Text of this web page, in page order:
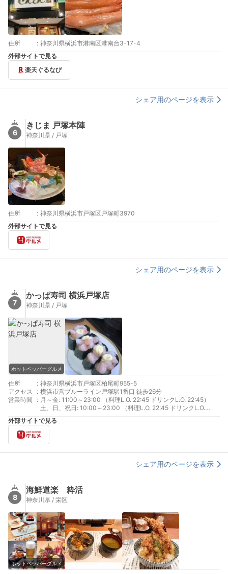
住所 : 神奈川県横浜市港南区港南台3-17-4
外部サイトで見る
楽天ぐるなび
シェア用のページを表示
6
きじま 戸塚本陣
神奈川県 / 戸塚
住所 : 神奈川県横浜市戸塚区戸塚町3970
外部サイトで見る
シェア用のページを表示
7
かっぱ寿司 横浜戸塚店
神奈川県 / 戸塚
ホットペッパーグルメ
住所 : 神奈川県横浜市戸塚区柏尾町955-5
アクセス
: 横浜市営ブルーライン戸塚駅1番口 徒歩26分
営業時間
: 月～金: 11:00～23:00 （料理L.O. 22:45 ドリンクL.O. 22:45）
土、日、祝日: 10:00～23:00 （料理L.O. 22:45 ドリンクL.O.
22:45）
外部サイトで見る
シェア用のページを表示
8
海鮮道楽 粋活
神奈川県 / 栄区
ホットペッパーグルメ